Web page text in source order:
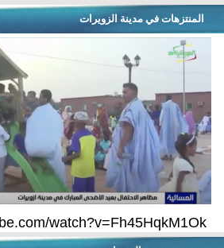
المنتزهات في مدينة الزويرات
watch?v=Fh45HqkM1Ok